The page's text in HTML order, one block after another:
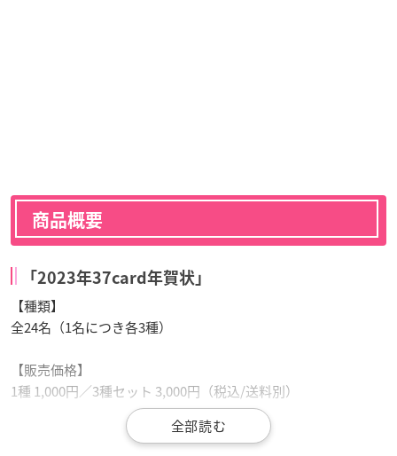
商品概要
「2023年37card年賀状」
【種類】
全24名（1名につき各3種）
【販売価格】
1種 1,000円／3種セット 3,000円（税込/送料別）